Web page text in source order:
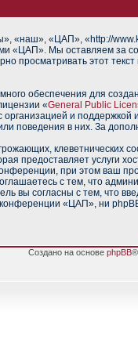
«ЦАП», «http://
«ЦАП». Мы оставляем за
просматривать этот
обеспечения для
«General Public
и
поведения в них. За
клеветнических
предоставляет услуги
при этом ваш
с тем, что
вы согласны с тем, что
«ЦАП», ни
Создано на основе phpBB®